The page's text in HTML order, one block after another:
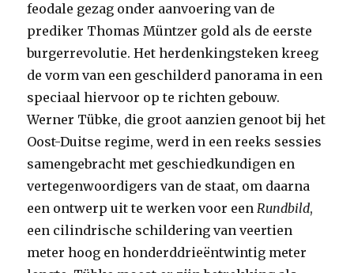
feodale gezag onder aanvoering van de
prediker Thomas Müntzer gold als de eerste
burgerrevolutie. Het herdenkingsteken kreeg
de vorm van een geschilderd panorama in een
speciaal hiervoor op te richten gebouw.
Werner Tübke, die groot aanzien genoot bij het
Oost-Duitse regime, werd in een reeks sessies
samengebracht met geschiedkundigen en
vertegenwoordigers van de staat, om daarna
een ontwerp uit te werken voor eenRundbild,
een cilindrische schildering van veertien
meter hoog en honderddrieëntwintig meter